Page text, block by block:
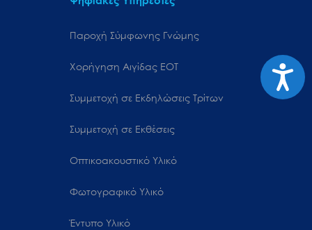
Παροχή Σύμφωνης Γνώμης
Χορήγηση Αιγίδας ΕΟΤ
Συμμετοχή σε Εκδηλώσεις Τρίτων
Συμμετοχή σε Εκθέσεις
Οπτικοακουστικό Υλικό
Φωτογραφικό Υλικό
Έντυπο Υλικό